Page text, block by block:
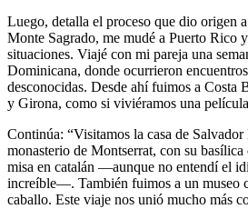
Luego, detalla el proceso que dio origen
Monte Sagrado, me mudé a Puerto Rico
situaciones. Viajé con mi pareja una
Dominicana, donde ocurrieron
desconocidas. Desde ahí fuimos a Costa
y Girona, como si viviéramos una
Continúa: “Visitamos la casa de
monasterio de Montserrat, con su basílica
misa en catalán —aunque no entendí el
increíble—. También fuimos a un museo
caballo. Este viaje nos unió mucho más